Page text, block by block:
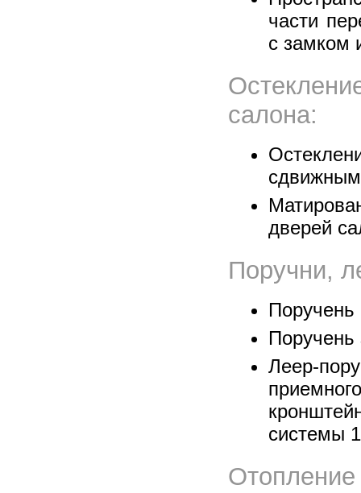
части
с замком
салона:
дверей
Поручни,
Поручень
Леер-
системы